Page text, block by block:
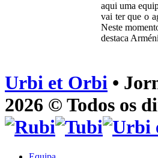
aqui uma
vai ter que o
Neste
destaca
Urbi et Orbi •
2026 © Todos os